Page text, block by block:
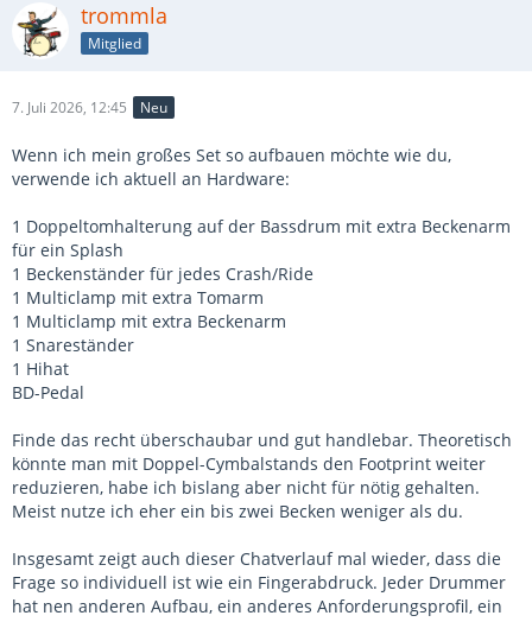
trommla
Mitglied
7. Juli 2026, 12:45 Neu
Wenn ich mein großes Set so aufbauen möchte wie du,
verwende ich aktuell an Hardware:
1 Doppeltomhalterung auf der Bassdrum mit extra Beckenarm
für ein Splash
1 Beckenständer für jedes Crash/Ride
1 Multiclamp mit extra Tomarm
1 Multiclamp mit extra Beckenarm
1 Snareständer
1 Hihat
BD-Pedal
Finde das recht überschaubar und gut handlebar. Theoretisch
könnte man mit Doppel-Cymbalstands den Footprint weiter
reduzieren, habe ich bislang aber nicht für nötig gehalten.
Meist nutze ich eher ein bis zwei Becken weniger als du.
Insgesamt zeigt auch dieser Chatverlauf mal wieder, dass die
Frage so individuell ist wie ein Fingerabdruck. Jeder Drummer
hat nen anderen Aufbau, ein anderes Anforderungsprofil, ein